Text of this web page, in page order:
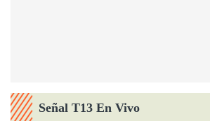
Señal T13 En Vivo